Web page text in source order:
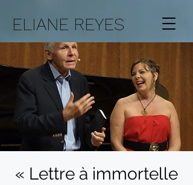
ELIANE REYES
« Lettre à immortelle